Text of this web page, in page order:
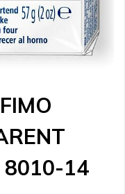
8010-14